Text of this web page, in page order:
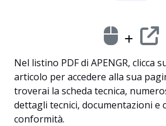
Nel listino PDF di APENGR, clicca
articolo per accedere alla sua
troverai la scheda tecnica,
dettagli tecnici, documentazioni e
conformità.